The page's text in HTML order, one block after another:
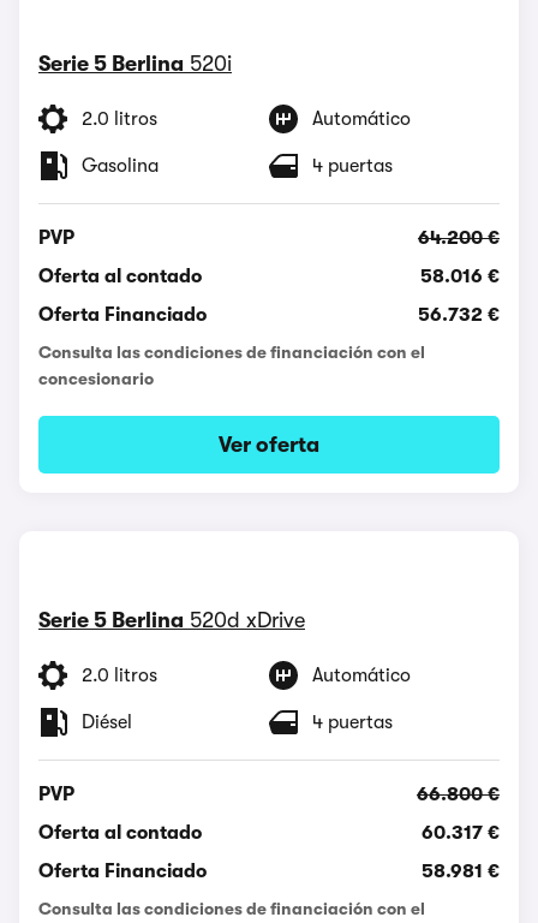
Serie 5 Berlina 520i
2.0 litros Automático
Gasolina 4 puertas
PVP
64.200 €
Oferta al contado
58.016 €
Oferta Financiado
56.732 €
Consulta las condiciones de financiación con el
concesionario
Ver oferta
Serie 5 Berlina 520d xDrive
2.0 litros Automático
Diésel 4 puertas
PVP
66.800 €
Oferta al contado
60.317 €
Oferta Financiado
58.981 €
Consulta las condiciones de financiación con el